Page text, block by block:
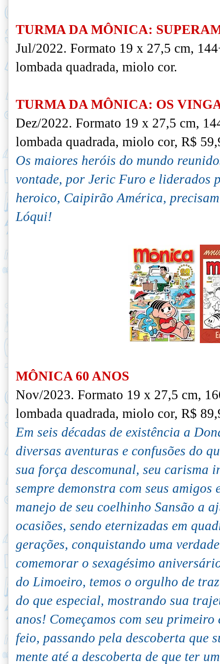
TURMA DA MÔNICA:
Jul/2022. Formato 19 x 27,5 cm,
lombada quadrada, miolo cor.
TURMA DA MÔNICA: OS
Dez/2022. Formato 19 x 27,5 cm,
lombada quadrada, miolo cor, R$
Os maiores heróis do mundo
vontade, por Jeric Furo e liderados
heroico, Caipirão América,
Lóqui!
MÔNICA 60 ANOS
Nov/2023. Formato 19 x 27,5 cm,
lombada quadrada, miolo cor, R$
Em seis décadas de existência a
diversas aventuras e confusões do
sua força descomunal, seu carisma
sempre demonstra com seus
manejo de seu coelhinho Sansão a
ocasiões, sendo eternizadas em
gerações, conquistando uma
comemorar o sexagésimo
do Limoeiro, temos o orgulho de
do que especial, mostrando sua
anos! Começamos com seu
feio, passando pela descoberta que
mente até a descoberta de que ter